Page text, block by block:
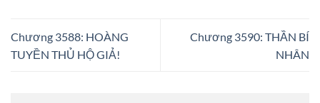
Chương 3588: HOÀNG
TUYỀN THỦ HỘ GIẢ!
Chương 3590: THẦN BÍ
NHÂN